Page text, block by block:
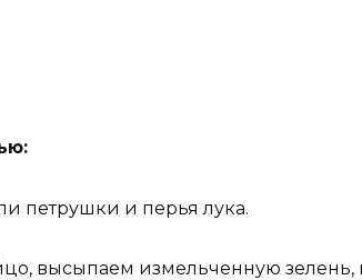
петрушки и перья лука.
высыпаем измельченную зелень,